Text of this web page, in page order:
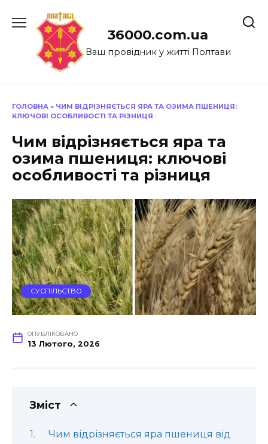
до
36000.com.ua
Ваш провідник у житті Полтави
ГОЛОВНА » ЧИМ ВІДРІЗНЯЄТЬСЯ ЯРА ТА ОЗИМА ПШЕНИЦЯ:
КЛЮЧОВІ ОСОБЛИВОСТІ ТА РІЗНИЦЯ
Чим відрізняється яра та
озима пшениця: ключові
особливості та різниця
СУСПІЛЬСТВО
ОПУБЛІКОВАНО
13 Лютого, 2026
Зміст
Чим відрізняється яра пшениця від